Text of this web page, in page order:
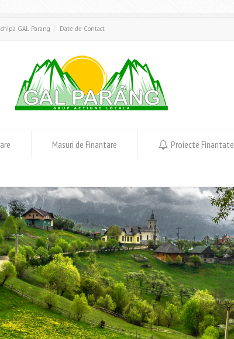
GAL Parang Date de Contact
Masuri de Finantare Proiecte Finantate